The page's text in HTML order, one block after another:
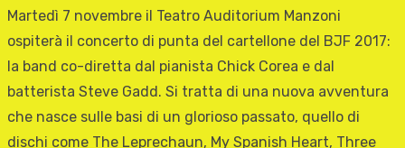
Martedì 7 novembre il Teatro Auditorium Manzoni
ospiterà il concerto di punta del cartellone del BJF 2017:
la band co-diretta dal pianista Chick Corea e dal
batterista Steve Gadd. Si tratta di una nuova avventura
che nasce sulle basi di un glorioso passato, quello di
dischi come The Leprechaun, My Spanish Heart, Three